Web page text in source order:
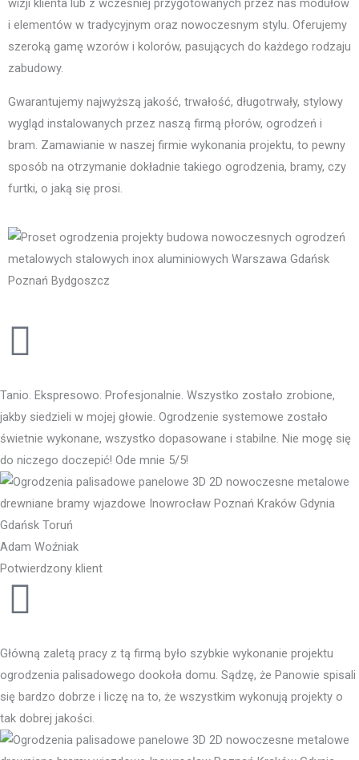
wizji klienta lub z wcześniej przygotowanych przez nas modułów
i elementów w tradycyjnym oraz nowoczesnym stylu. Oferujemy
szeroką gamę wzorów i kolorów, pasujących do każdego rodzaju
zabudowy.
Gwarantujemy najwyższą jakość, trwałość, długotrwały, stylowy
wygląd instalowanych przez naszą firmą płorów, ogrodzeń i
bram. Zamawianie w naszej firmie wykonania projektu, to pewny
sposób na otrzymanie dokładnie takiego ogrodzenia, bramy, czy
furtki, o jaką się prosi.
Tanio. Ekspresowo. Profesjonalnie. Wszystko zostało zrobione,
jakby siedzieli w mojej głowie. Ogrodzenie systemowe zostało
świetnie wykonane, wszystko dopasowane i stabilne. Nie mogę się
do niczego doczepić! Ode mnie 5/5!
Adam Woźniak
Potwierdzony klient
Główną zaletą pracy z tą firmą było szybkie wykonanie projektu
ogrodzenia palisadowego dookoła domu. Sądzę, że Panowie spisali
się bardzo dobrze i liczę na to, że wszystkim wykonują projekty o
tak dobrej jakości.